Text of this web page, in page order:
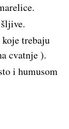
trebaju
cvatnje ).
i humusom